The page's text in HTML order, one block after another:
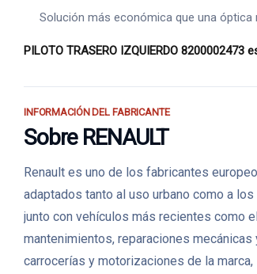
Solución más económica que una óptica
PILOTO TRASERO IZQUIERDO
INFORMACIÓN DEL FABRICANTE
Sobre RENAULT
Renault es uno de los fabricantes
adaptados tanto al uso urbano como a
junto con vehículos más recientes como
mantenimientos, reparaciones
carrocerías y motorizaciones de la